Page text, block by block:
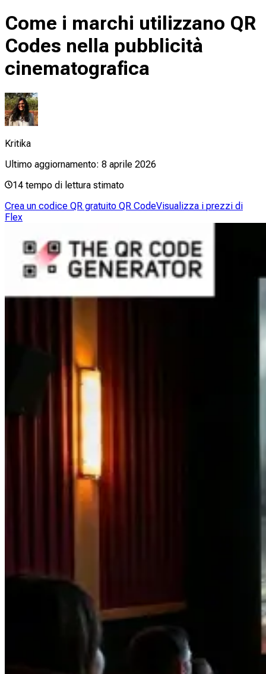
Come i marchi utilizzano QR
Codes nella pubblicità
cinematografica
Kritika
Ultimo aggiornamento: 8 aprile 2026
14 tempo di lettura stimato
Crea un codice QR gratuito QR CodeVisualizza i prezzi di
Flex